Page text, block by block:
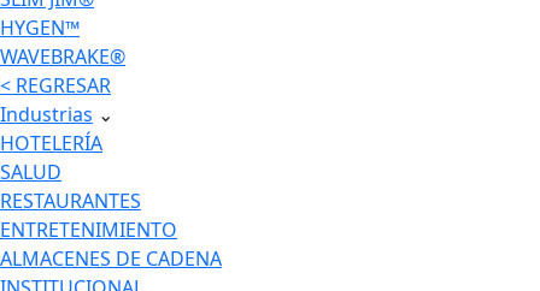
HYGEN™
WAVEBRAKE®
< REGRESAR
Industrias ⌄
HOTELERÍA
SALUD
RESTAURANTES
ENTRETENIMIENTO
ALMACENES DE CADENA